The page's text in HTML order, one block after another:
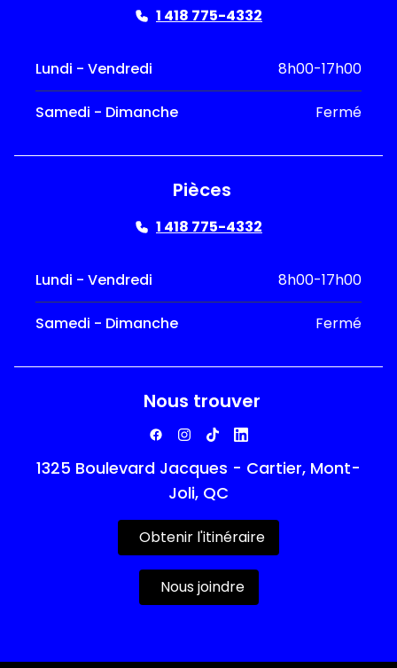
1 418 775-4332
Lundi - Vendredi 8h00-17h00
Samedi - Dimanche Fermé
Pièces
1 418 775-4332
Lundi - Vendredi 8h00-17h00
Samedi - Dimanche Fermé
Nous trouver
1325 Boulevard Jacques - Cartier, Mont-
Joli, QC
Obtenir l'itinéraire
Nous joindre